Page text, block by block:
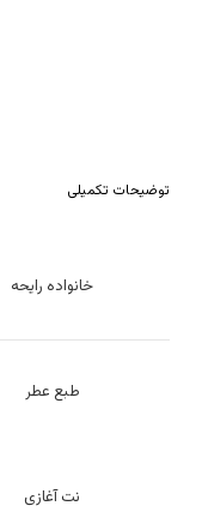
توضیحات تکمیلی
خانواده رایحه
طبع عطر
نت آغازی